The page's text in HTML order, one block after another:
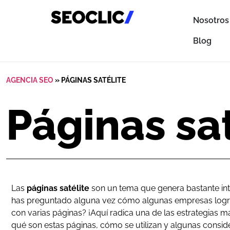
Nosotros
Blog
AGENCIA SEO» PÁGINAS SATÉLITE
Páginas
Las páginas satélite son un tema que genera bastante
has preguntado alguna vez cómo algunas empresas
con varias páginas? ¡Aquí radica una de las estrategias
qué son estas páginas, cómo se utilizan y algunas